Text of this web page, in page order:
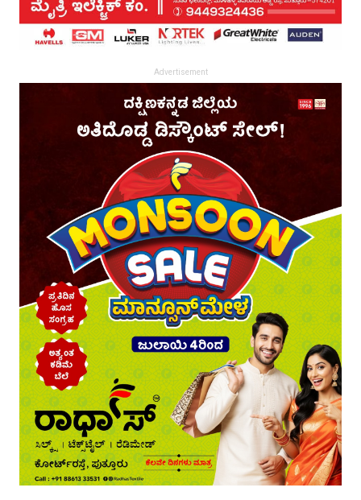
Advertisement